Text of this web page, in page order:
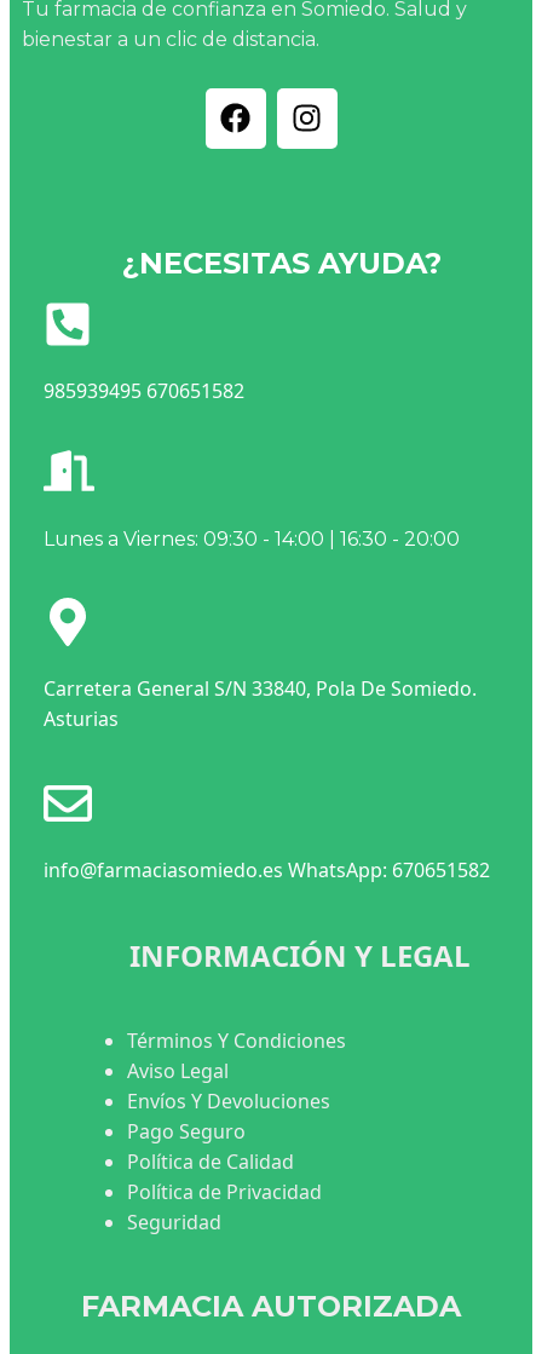
Tu farmacia de confianza en Somiedo. Salud y
bienestar a un clic de distancia.
¿NECESITAS AYUDA?
985939495 670651582
Lunes a Viernes: 09:30 - 14:00 | 16:30 - 20:00
Carretera General S/N 33840, Pola De Somiedo.
Asturias
info@farmaciasomiedo.es WhatsApp: 670651582
INFORMACIÓN Y LEGAL
Términos Y Condiciones
Aviso Legal
Envíos Y Devoluciones
Pago Seguro
Política de Calidad
Política de Privacidad
Seguridad
FARMACIA AUTORIZADA